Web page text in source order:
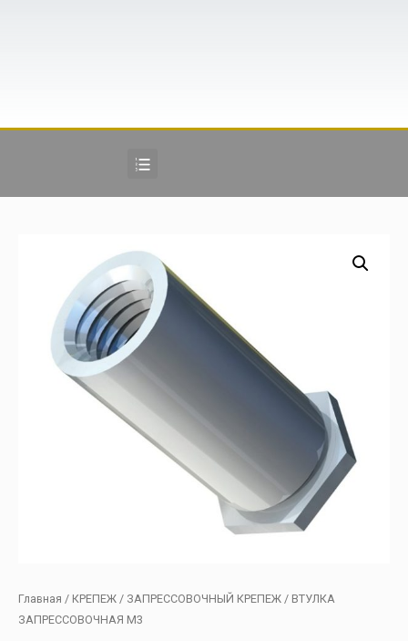
Главная / КРЕПЕЖ / ЗАПРЕССОВОЧНЫЙ КРЕПЕЖ / ВТУЛКА
ЗАПРЕССОВОЧНАЯ М3